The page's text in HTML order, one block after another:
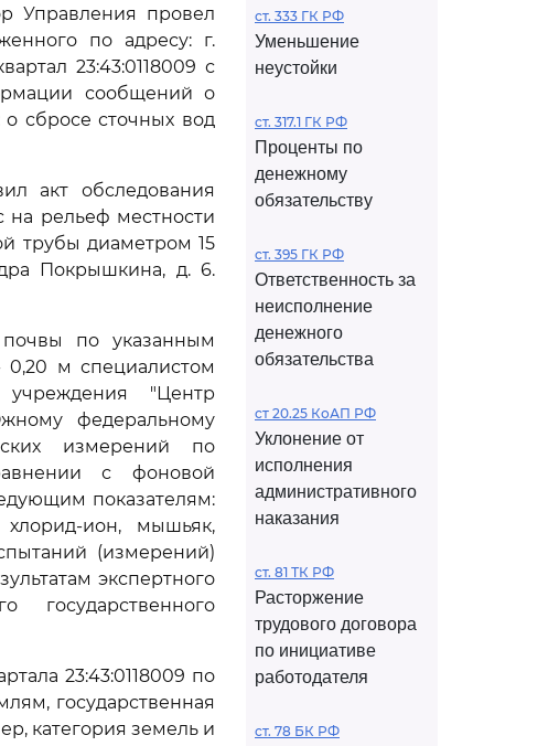
Управления провел
по адресу: г.
23:43:0118009 с
сообщений о
о сбросе сточных вод
акт обследования
на рельеф местности
трубы диаметром 15
Покрышкина, д. 6.
почвы по указанным
м специалистом
учреждения "Центр
федеральному
измерений по
с фоновой
показателям:
ион, мышьяк,
(измерений)
экспертного
государственного
23:43:0118009 по
государственная
категория земель и
ст. 333 ГК РФ
Уменьшение
неустойки
ст. 317.1 ГК РФ
Проценты по
денежному
обязательству
ст. 395 ГК РФ
Ответственность за
неисполнение
денежного
обязательства
ст 20.25 КоАП РФ
Уклонение от
исполнения
административного
наказания
ст. 81 ТК РФ
Расторжение
трудового договора
по инициативе
работодателя
ст. 78 БК РФ